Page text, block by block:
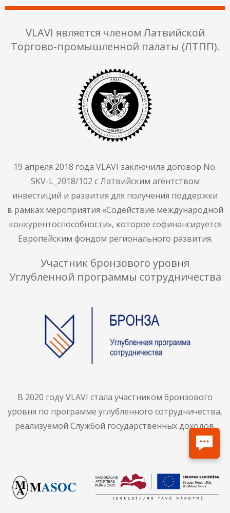
VLAVI является членом Латвийской
Торгово-промышленной палаты (ЛТПП).
19 апреля 2018 года VLAVI заключила договор No.
SKV-L_2018/102 с Латвийским агентством
инвестиций и развития для получения поддержки
в рамках мероприятия «Содействие международной
конкурентоспособности», которое софинансируется
Европейским фондом регионального развития.
Участник бронзового уровня
Углубленной программы сотрудничества
В 2020 году VLAVI стала участником бронзового
уровня по программе углубленного сотрудничества,
реализуемой Службой государственных доходов.